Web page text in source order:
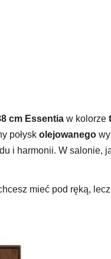
cm Essentia w kolorze
połysk olejowanego
i harmonii. W salonie,
mieć pod ręką,